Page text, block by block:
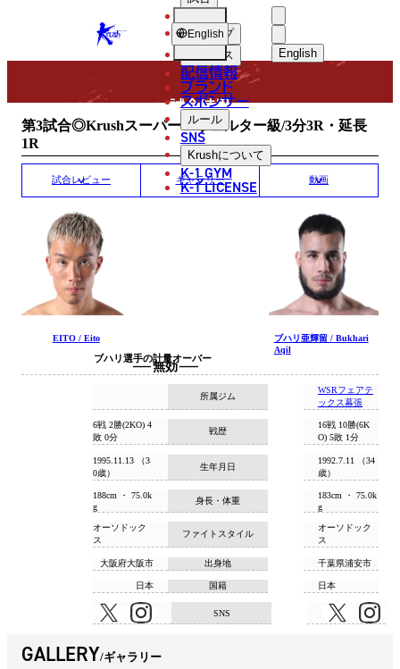
KRUSH English
中文（繁體
ショップ
ニュース
配信情報
ブランド
スポンサー
ルール
SNS
Krushについて
K-1 GYM
K-1 LICENSE
English
MATCH RESULT
試合結果
第3試合◎Krushスーパー・ウェルター級/3分3R・延長
1R
試合レビュー ギャラリー 動画
EITO / Eito
無効
ブハリ選手の計量オーバー
ブハリ亜輝留 / Bukhari
Aqil
所属ジム
WSRフェアテ
ックス幕張
戦歴
6戦 2勝(2KO) 4
敗 0分
16戦 10勝(6K
O) 5敗 1分
生年月日
1995.11.13 （3
0歳）
1992.7.11 （34
歳）
身長・体重
188cm ・ 75.0k
g
183cm ・ 75.0k
g
ファイトスタイル
オーソドック
ス
オーソドック
ス
出身地
大阪府大阪市 千葉県浦安市
国籍
日本 日本
SNS
GALLERY ギャラリー